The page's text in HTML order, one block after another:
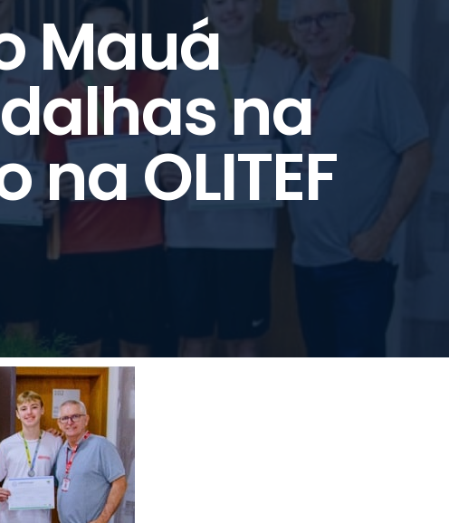
Mauá
na
OLITEF